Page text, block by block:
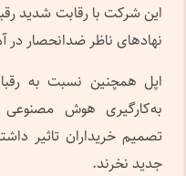
این شرکت با رقابت شدید
نهادهای ناظر ضدانحصار در
اپل همچنین نسبت به
به‌کارگیری هوش
تصمیم خریداران تاثیر
جدید نخرند.